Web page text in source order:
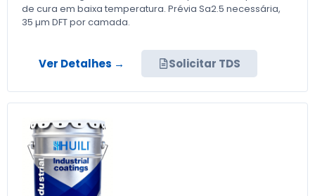
de cura em baixa temperatura. Prévia Sa2.5 necessária,
35 µm DFT por camada.
Ver Detalhes → Solicitar TDS